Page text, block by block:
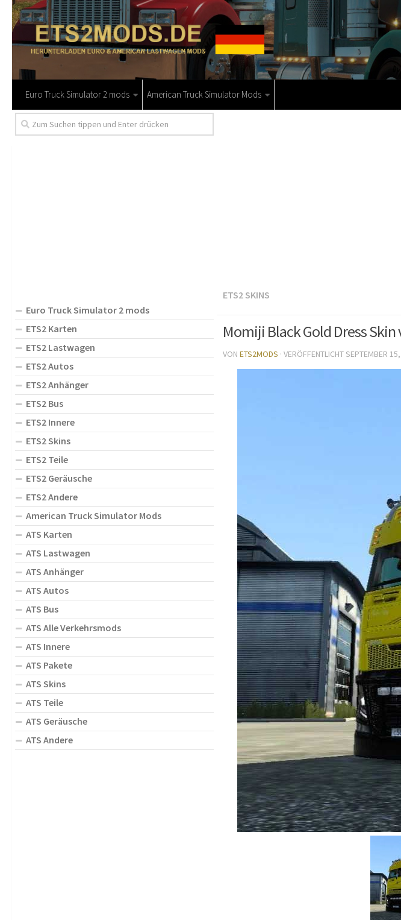
Euro Truck Simulator 2 mods American Truck Simulator Mods
ETS2 SKINS
Momiji Black Gold Dress Skin
VON ETS2MODS · VERÖFFENTLICHTSEPTEMBER
Euro Truck Simulator 2 mods
ETS2 Karten
ETS2 Lastwagen
ETS2 Autos
ETS2 Anhänger
ETS2 Bus
ETS2 Innere
ETS2 Skins
ETS2 Teile
ETS2 Geräusche
ETS2 Andere
American Truck Simulator Mods
ATS Karten
ATS Lastwagen
ATS Anhänger
ATS Autos
ATS Bus
ATS Alle Verkehrsmods
ATS Innere
ATS Pakete
ATS Skins
ATS Teile
ATS Geräusche
ATS Andere